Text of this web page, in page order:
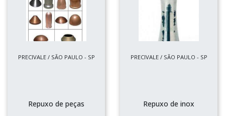
PRECIVALE / SÃO PAULO - SP
Repuxo de peças
PRECIVALE / SÃO PAULO - SP
Repuxo de inox